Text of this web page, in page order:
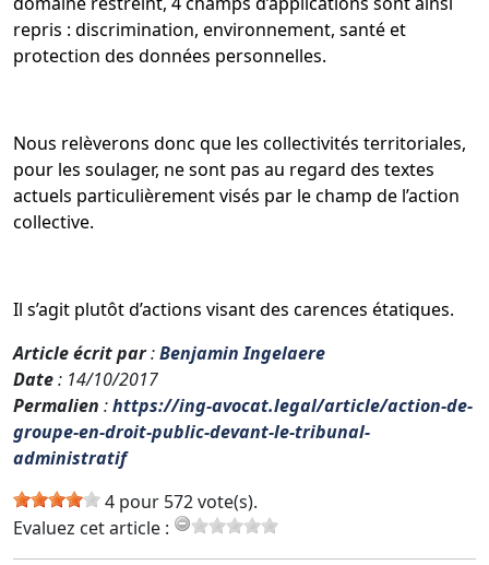
repris : discrimination, environnement, santé et
protection des données personnelles.
Nous relèverons donc que les collectivités territoriales,
pour les soulager, ne sont pas au regard des textes
actuels particulièrement visés par le champ de l’action
collective.
Il s’agit plutôt d’actions visant des carences étatiques.
Article écrit par:Benjamin Ingelaere
Date: 14/10/2017
Permalien :https://ing-avocat.legal/article/action-de-
groupe-en-droit-public-devant-le-tribunal-
administratif
4 pour 572 vote(s).
Evaluez cet article :